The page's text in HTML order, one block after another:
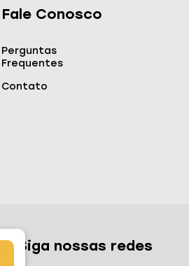
Fale Conosco
Perguntas
Frequentes
Contato
Siga nossas redes